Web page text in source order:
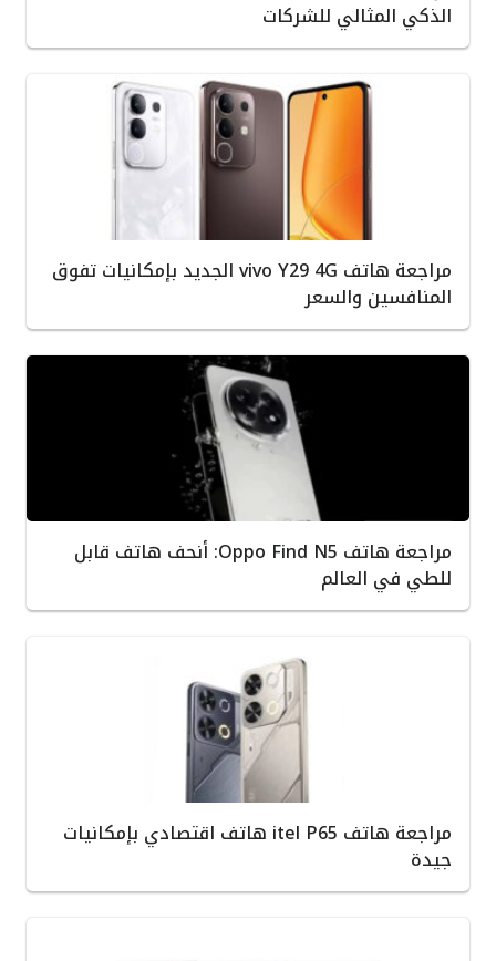
الذكي المثالي للشركات
مراجعة هاتف vivo Y29 4G الجديد بإمكانيات تفوق
المنافسين والسعر
مراجعة هاتف Oppo Find N5: أنحف هاتف قابل
للطي في العالم
مراجعة هاتف itel P65 هاتف اقتصادي بإمكانيات
جيدة